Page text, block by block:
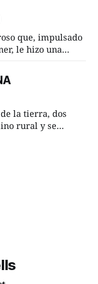
él hacía su mísera
que, impulsado
le hizo una
tú? Su
le respondió de
la tierra, dos
rural y se